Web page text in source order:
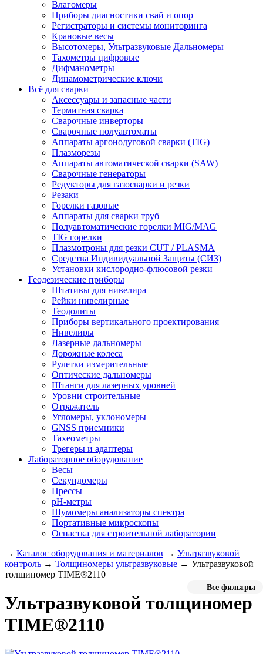
Влагомеры
Приборы диагностики свай и опор
Регистраторы и системы мониторинга
Крановые весы
Высотомеры, Ультразвуковые Дальномеры
Тахометры цифровые
Дифманометры
Динамометрические ключи
Всё для сварки
Аксессуары и запасные части
Термитная сварка
Сварочные инверторы
Сварочные полуавтоматы
Аппараты аргонодуговой сварки (TIG)
Плазморезы
Аппараты автоматической сварки (SAW)
Сварочные генераторы
Редукторы для газосварки и резки
Резаки
Горелки газовые
Аппараты для сварки труб
Полуавтоматические горелки MIG/MAG
TIG горелки
Плазмотроны для резки CUT / PLASMA
Средства Индивидуальной Защиты (СИЗ)
Установки кислородно-флюсовой резки
Геодезические приборы
Штативы для нивелира
Рейки нивелирные
Теодолиты
Приборы вертикального проектирования
Нивелиры
Лазерные дальномеры
Дорожные колеса
Рулетки измерительные
Оптические дальномеры
Штанги для лазерных уровней
Уровни строительные
Отражатель
Угломеры, уклономеры
GNSS приемники
Тахеометры
Трегеры и адаптеры
Лабораторное оборудование
Весы
Секундомеры
Прессы
pH-метры
Шумомеры анализаторы спектра
Портативные микроскопы
Оснастка для строительной лаборатории
→ Каталог оборудования и материалов → Ультразвуковой
контроль → Толщиномеры ультразвуковые → Ультразвуковой
толщиномер TIME®2110
Все фильтры
Ультразвуковой толщиномер
TIME®2110